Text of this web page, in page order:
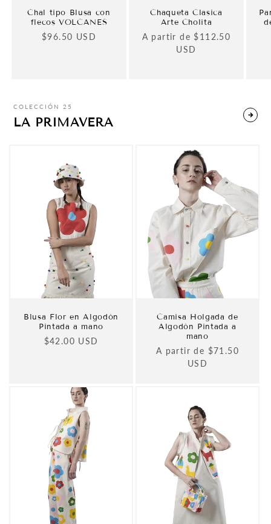
Chal tipo Blusa con
flecos VOLCANES
Precio
$96.50 USD
Chaqueta Clasica
Arte Cholita
Precio
habitual
A partir de $112.50
USD
COLECCIÓN 25
LA PRIMAVERA
Blusa Flor en Algodón
Pintada a mano
Precio
$42.00 USD
Camisa Holgada de
Algodón Pintada a
mano
Precio
A partir de $71.50
USD